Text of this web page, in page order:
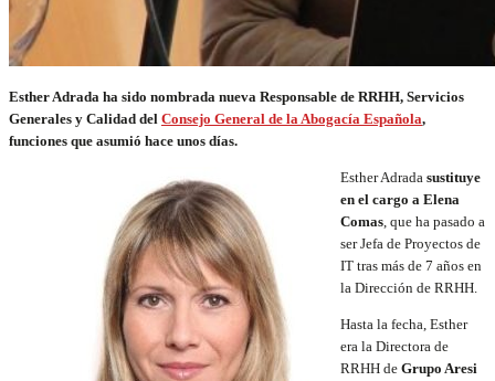
Esther Adrada ha sido nombrada nueva Responsable de RRHH, Servicios
Generales y Calidad del Consejo General de la Abogacía Española,
funciones que asumió hace unos días.
Esther Adrada sustituye
en el cargo a Elena
Comas, que ha pasado a
ser Jefa de Proyectos de
IT tras más de 7 años en
la Dirección de RRHH.
Hasta la fecha, Esther
era la Directora de
RRHH de Grupo Aresi